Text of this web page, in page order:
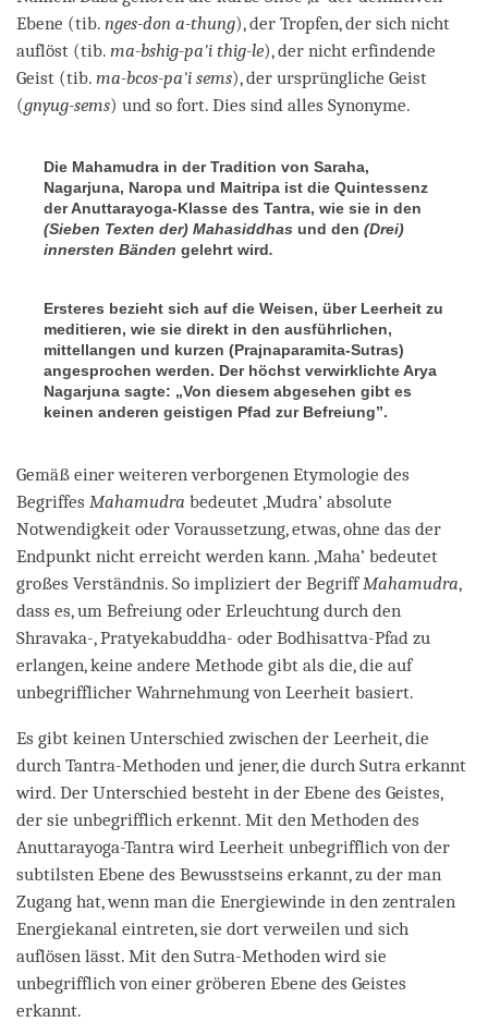
Ebene (tib. nges-don a-thung), der Tropfen, der sich nicht
auflöst (tib. ma-bshig-pa'i thig-le), der nicht erfindende
Geist (tib. ma-bcos-pa'i sems), der ursprüngliche Geist
(gnyug-sems) und so fort. Dies sind alles Synonyme.
Die Mahamudra in der Tradition von Saraha,
Nagarjuna, Naropa und Maitripa ist die Quintessenz
der Anuttarayoga-Klasse des Tantra, wie sie in den
(Sieben Texten der) Mahasiddhas und den (Drei)
innersten Bänden gelehrt wird.
Ersteres bezieht sich auf die Weisen, über Leerheit zu
meditieren, wie sie direkt in den ausführlichen,
mittellangen und kurzen (Prajnaparamita-Sutras)
angesprochen werden. Der höchst verwirklichte Arya
Nagarjuna sagte: „Von diesem abgesehen gibt es
keinen anderen geistigen Pfad zur Befreiung”.
Gemäß einer weiteren verborgenen Etymologie des
Begriffes Mahamudra bedeutet ‚Mudra’ absolute
Notwendigkeit oder Voraussetzung, etwas, ohne das der
Endpunkt nicht erreicht werden kann. ‚Maha’ bedeutet
großes Verständnis. So impliziert der BegriffMahamudra,
dass es, um Befreiung oder Erleuchtung durch den
Shravaka-, Pratyekabuddha- oder Bodhisattva-Pfad zu
erlangen, keine andere Methode gibt als die, die auf
unbegrifflicher Wahrnehmung von Leerheit basiert.
Es gibt keinen Unterschied zwischen der Leerheit, die
durch Tantra-Methoden und jener, die durch Sutra erkannt
wird. Der Unterschied besteht in der Ebene des Geistes,
der sie unbegrifflich erkennt. Mit den Methoden des
Anuttarayoga-Tantra wird Leerheit unbegrifflich von der
subtilsten Ebene des Bewusstseins erkannt, zu der man
Zugang hat, wenn man die Energiewinde in den zentralen
Energiekanal eintreten, sie dort verweilen und sich
auflösen lässt. Mit den Sutra-Methoden wird sie
unbegrifflich von einer gröberen Ebene des Geistes
erkannt.